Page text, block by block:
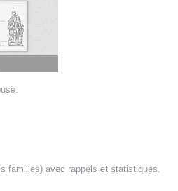
familles) avec rappels et statistiques.